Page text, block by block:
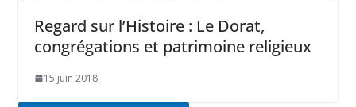
Regard sur l’Histoire : Le Dorat,
congrégations et patrimoine religieux
15 juin 2018